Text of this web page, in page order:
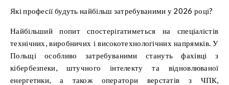
Які професії будуть найбільш затребуваними у 2026 році?
Найбільший попит спостерігатиметься на спеціалістів
технічних, виробничих і високотехнологічних напрямків. У
Польщі особливо затребуваними стануть фахівці з
кібербезпеки, штучного інтелекту та відновлюваної
енергетики, а також оператори верстатів з ЧПК,